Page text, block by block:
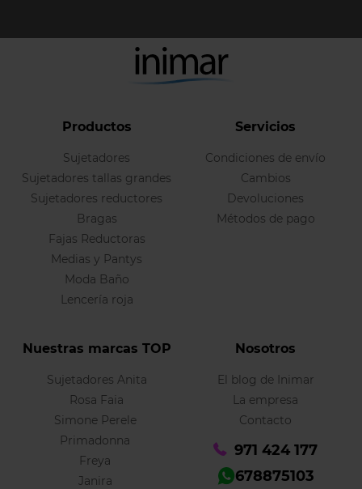
Productos
Sujetadores
Sujetadores tallas grandes
Sujetadores reductores
Bragas
Fajas Reductoras
Medias y Pantys
Moda Baño
Lencería roja
Servicios
Condiciones de envío
Cambios
Devoluciones
Métodos de pago
Nuestras marcas TOP
Sujetadores Anita
Rosa Faia
Simone Perele
Primadonna
Freya
Janira
Nosotros
El blog de Inimar
La empresa
Contacto
971 424 177
678875103